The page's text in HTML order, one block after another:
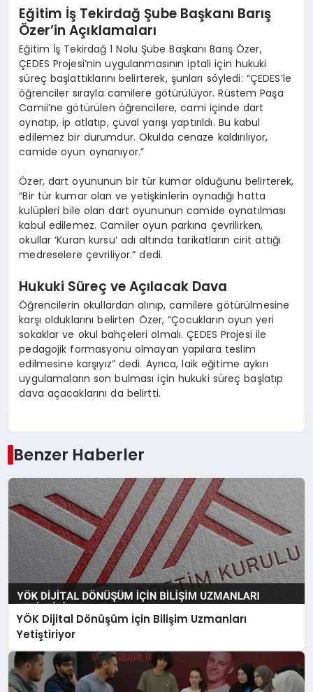
Eğitim İş Tekirdağ Şube Başkanı Barış
Özer’in Açıklamaları
Eğitim İş Tekirdağ 1 Nolu Şube Başkanı Barış Özer,
ÇEDES Projesi’nin uygulanmasının iptali için hukuki
süreç başlattıklarını belirterek, şunları söyledi: “ÇEDES’le
öğrenciler sırayla camilere götürülüyor. Rüstem Paşa
Camii’ne götürülen öğrencilere, cami içinde dart
oynatıp, ip atlatıp, çuval yarışı yaptırıldı. Bu kabul
edilemez bir durumdur. Okulda cenaze kaldırılıyor,
camide oyun oynanıyor.”
Özer, dart oyununun bir tür kumar olduğunu belirterek,
“Bir tür kumar olan ve yetişkinlerin oynadığı hatta
kulüpleri bile olan dart oyununun camide oynatılması
kabul edilemez. Camiler oyun parkına çevrilirken,
okullar ‘Kuran kursu’ adı altında tarikatların cirit attığı
medreselere çevriliyor.” dedi.
Hukuki Süreç ve Açılacak Dava
Öğrencilerin okullardan alınıp, camilere götürülmesine
karşı olduklarını belirten Özer, “Çocukların oyun yeri
sokaklar ve okul bahçeleri olmalı. ÇEDES Projesi ile
pedagojik formasyonu olmayan yapılara teslim
edilmesine karşıyız” dedi. Ayrıca, laik eğitime aykırı
uygulamaların son bulması için hukuki süreç başlatıp
dava açacaklarını da belirtti.
Benzer Haberler
YÖK Dijital Dönüşüm İçin Bilişim Uzmanları
Yetiştiriyor